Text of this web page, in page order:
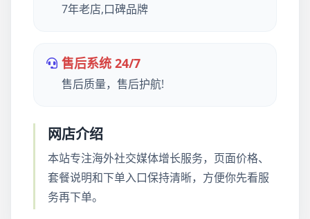
7年老店,口碑品牌
售后系统 24/7
售后质量，售后护航!
网店介绍
本站专注海外社交媒体增长服务，页面价格、
套餐说明和下单入口保持清晰，方便你先看服
务再下单。